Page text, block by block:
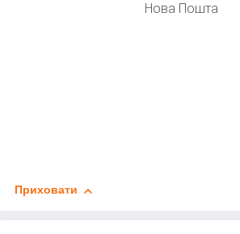
Нова Пошта
Приховати